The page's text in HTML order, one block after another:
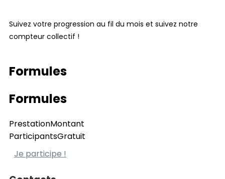
Suivez votre progression au fil du mois et suivez notre
compteur collectif !
Formules
Formules
PrestationMontant
ParticipantsGratuit
Je participe !